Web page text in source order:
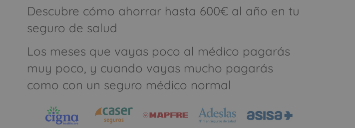
Descubre cómo ahorrar hasta 600€ al año en tu
seguro de salud
Los meses que vayas poco al médico pagarás
muy poco, y cuando vayas mucho pagarás
como con un seguro médico normal